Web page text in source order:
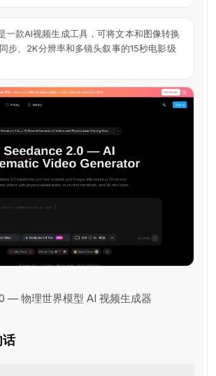
款AI视频生成工具，可将文本和图像转换
步、2K分辨率和多镜头叙事的15秒电影级
— 物理世界模型 AI 视频生成器
话